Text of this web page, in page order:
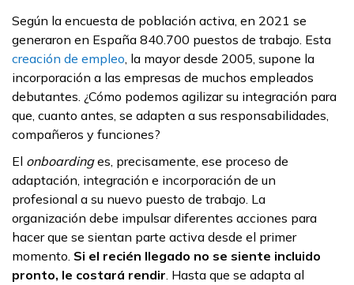
Según la encuesta de población activa, en 2021 se
generaron en España 840.700 puestos de trabajo. Esta
creación de empleo, la mayor desde 2005, supone la
incorporación a las empresas de muchos empleados
debutantes. ¿Cómo podemos agilizar su integración para
que, cuanto antes, se adapten a sus responsabilidades,
compañeros y funciones?
El onboardinges, precisamente, ese proceso de
adaptación, integración e incorporación de un
profesional a su nuevo puesto de trabajo. La
organización debe impulsar diferentes acciones para
hacer que se sientan parte activa desde el primer
momento. Si el recién llegado no se siente incluido
pronto, le costará rendir. Hasta que se adapta al